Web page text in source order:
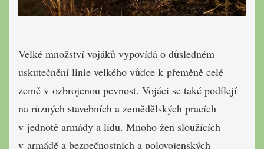
Velké množství vojáků vypovídá o důsledném
uskutečnění linie velkého vůdce k přeměně celé
země v ozbrojenou pevnost. Vojáci se také podílejí
na různých stavebních a zemědělských pracích
v jednotě armády a lidu. Mnoho žen sloužících
v armádě a bezpečnostních a polovojenských